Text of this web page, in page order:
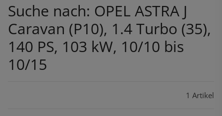
Suche nach: OPEL ASTRA J
Caravan (P10), 1.4 Turbo (35),
140 PS, 103 kW, 10/10 bis
10/15
1 Artikel